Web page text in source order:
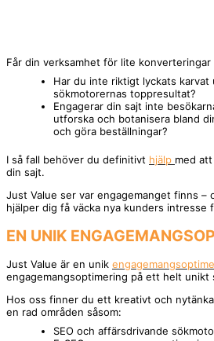
Får din verksamhet för lite konverteringar
Har du inte riktigt lyckats karvat
sökmotorernas toppresultat?
Engagerar din sajt inte
utforska och botanisera bland
och göra beställningar?
I så fall behöver du definitivt hjälp med
din sajt.
Just Value ser var engagemanget finns –
hjälper dig få väcka nya kunders intresse
EN UNIK
Just Value är en unik
engagemangsoptimering på ett helt unikt
Hos oss finner du ett kreativt och
en rad områden såsom:
SEO och affärsdrivande